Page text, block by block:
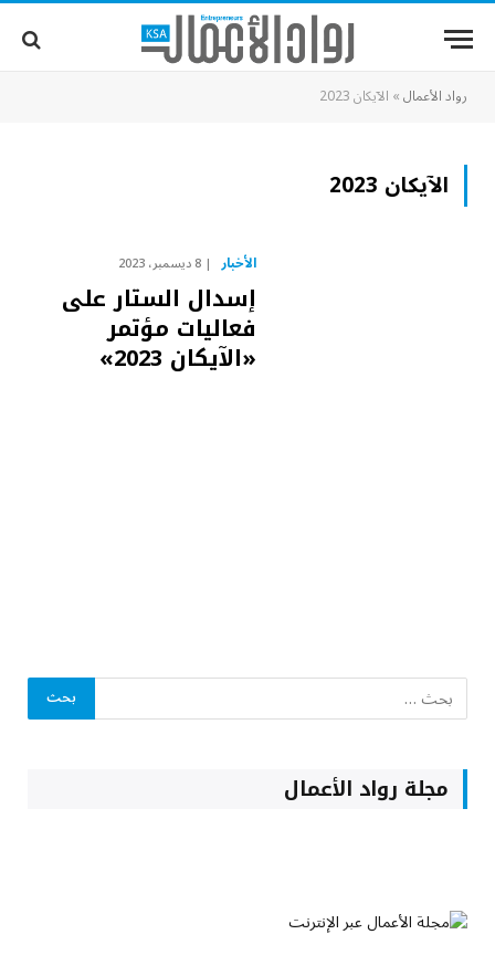
رواد الأعمال» الآيكان 2023
الآيكان 2023
الأخبار 8 ديسمبر، 2023
إسدال الستار على
فعاليات مؤتمر
«الآيكان 2023»
مجلة رواد الأعمال